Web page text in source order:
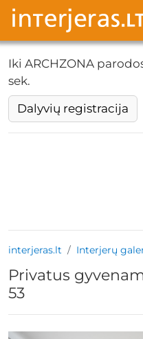
Iki ARCHZONA
sek.
Dalyvių registracija
interjeras.lt Interjerų
Privatus
53